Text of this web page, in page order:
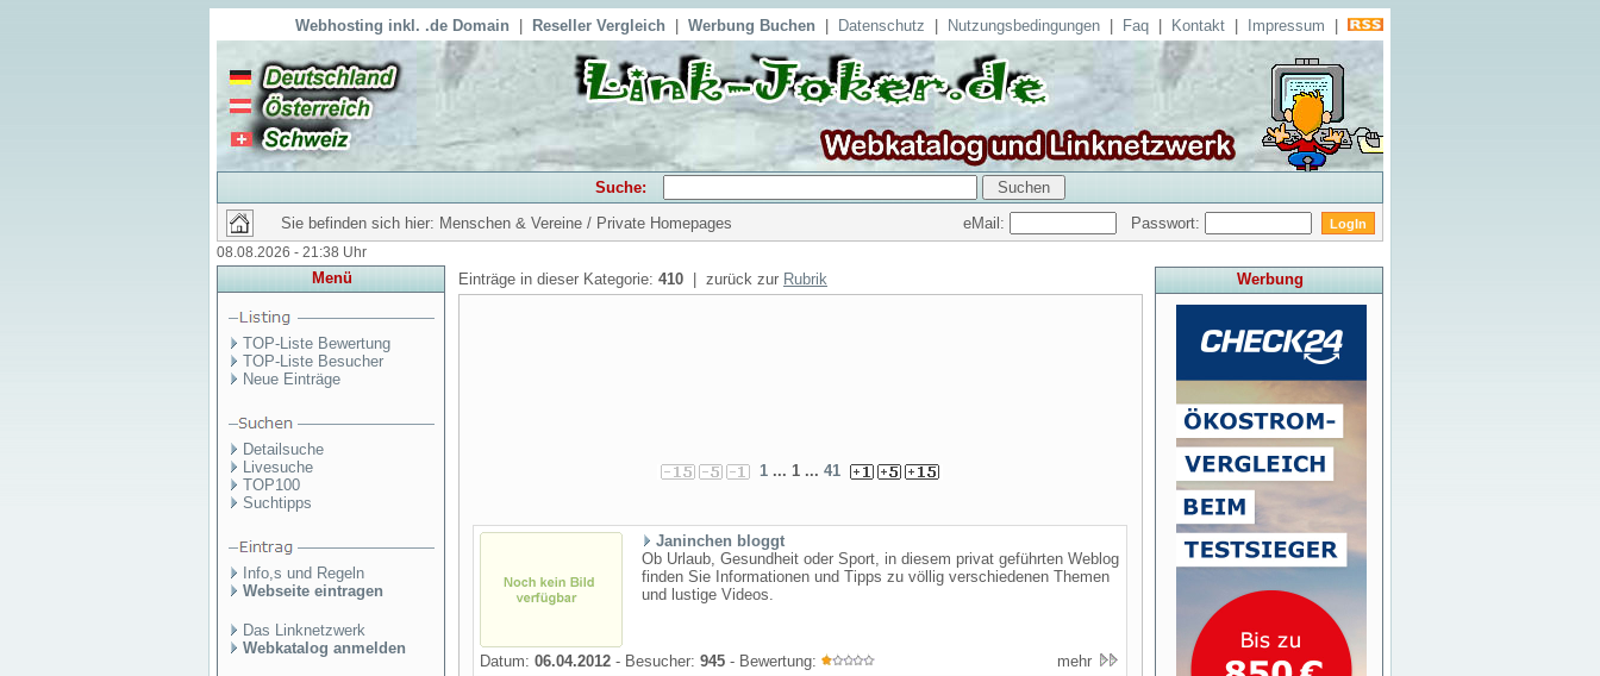
Webhosting inkl. .de Domain Reseller Vergleich Werbung Buchen Datenschutz Nutzungsbedingungen Faq Kontakt Impressum
Suche:
Sie befinden sich hier: Menschen & Vereine / Private Homepages
eMail: Passwort:
08.08.2026 - 21:38 Uhr
Menü
TOP-Liste Bewertung
TOP-Liste Besucher
Neue Einträge
Detailsuche
Livesuche
TOP100
Suchtipps
Info,s und Regeln
Webseite eintragen
Das Linknetzwerk
Webkatalog anmelden
Einträge in dieser Kategorie: 410 | zurück zur Rubrik
1 ... 1 ... 41
Janinchen bloggt
Ob Urlaub, Gesundheit oder Sport, in diesem privat geführten Weblog
finden Sie Informationen und Tipps zu völlig verschiedenen Themen
und lustige Videos.
Datum: 06.04.2012 - Besucher: 945 - Bewertung: mehr
Werbung